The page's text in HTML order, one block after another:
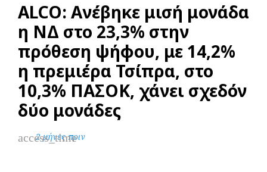
ALCO: Ανέβηκε μισή μονάδα
η ΝΔ στο 23,3% στην
πρόθεση ψήφου, με 14,2%
η πρεμιέρα Τσίπρα, στο
10,3% ΠΑΣΟΚ, χάνει σχεδόν
δύο μονάδες
access_time
2 μήνες πριν